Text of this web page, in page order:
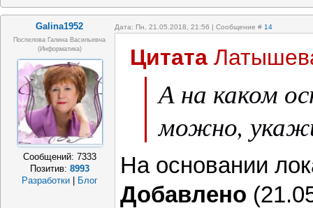
Galina1952 Дата: Пн, 21.05.2018, 21:56 | Сообщение # 14
Поспелова Галина Васильевна
(информатика)
Сообщений: 7333
Позитив: 8993
Разработки
Блог
Цитата
А на каком
можно,
На основании
Добавлено